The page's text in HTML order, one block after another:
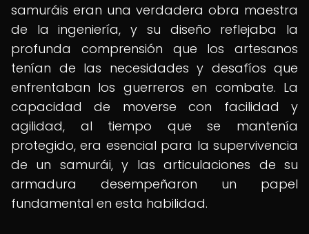
samuráis eran una verdadera obra maestra
de la ingeniería, y su diseño reflejaba la
profunda comprensión que los artesanos
tenían de las necesidades y desafíos que
enfrentaban los guerreros en combate. La
capacidad de moverse con facilidad y
agilidad, al tiempo que se mantenía
protegido, era esencial para la supervivencia
de un samurái, y las articulaciones de su
armadura desempeñaron un papel
fundamental en esta habilidad.